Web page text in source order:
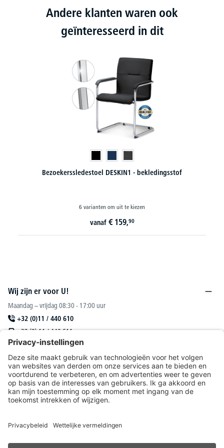
Andere klanten waren ook
geïnteresseerd in dit
Bezoekerssledestoel DESKIN1 - bekledingsstof
6 varianten om uit te kiezen
vanaf € 159,90
Wij zijn er voor U!
Maandag – vrijdag 08:30 - 17:00 uur
+32 (0)11 / 440 610
+32 (0) 11 / 440 611
sales@deskin.be
Of via onscontactformulier.
DESKIN N. V.